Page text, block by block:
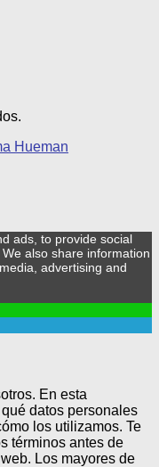
Hueman
ads, to provide social
also share information
advertising and
En esta
datos personales
los utilizamos. Te
términos antes de
Los mayores de